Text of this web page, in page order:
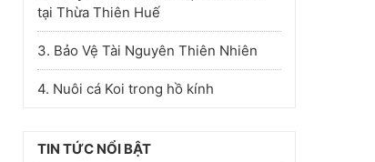
tại Thừa Thiên Huế
3. Bảo Vệ Tài Nguyên Thiên Nhiên
4. Nuôi cá Koi trong hồ kính
TIN TỨC NỔI BẬT